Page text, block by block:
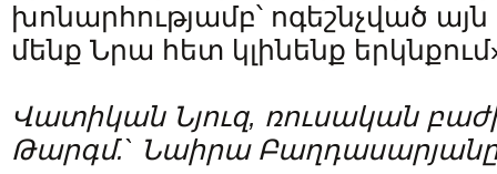
խոնարհությամբ՝ ոգեշնչված այն
մենք Նրա հետ կլինենք
Վատիկան Նյուզ, ռուսական
Թարգմ.` Նաիրա